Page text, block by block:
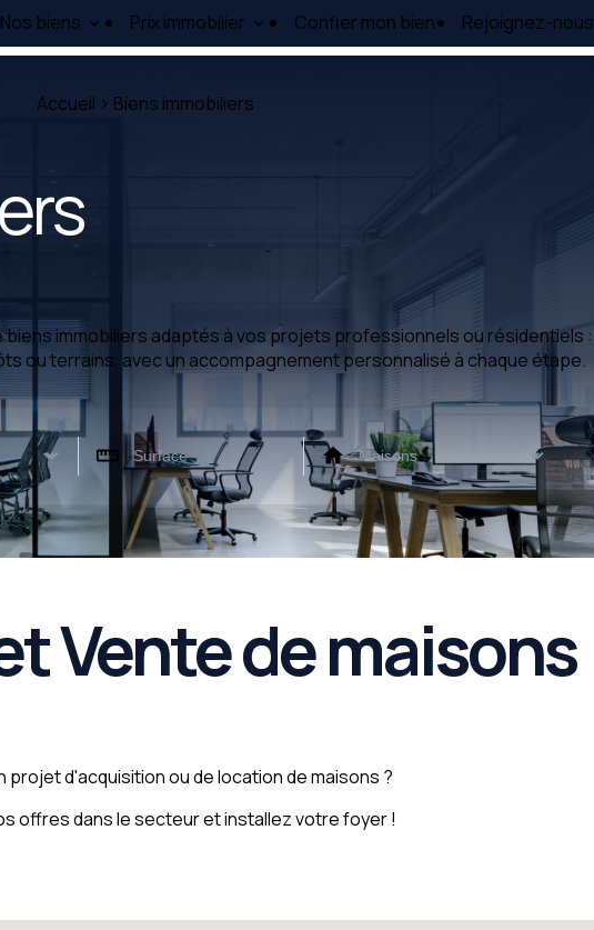
Nos biens Prix immobilier Confier mon bien Rejoignez-nous
Accueil > Biens immobiliers
immobiliers adaptés à vos projets professionnels ou résidentiels :
ou terrains, avec un accompagnement personnalisé à chaque étape.
Vente de maisons
projet d'acquisition ou de location de maisons ?
offres dans le secteur et installez votre foyer !